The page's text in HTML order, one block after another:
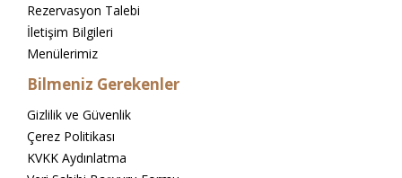
Rezervasyon Talebi
İletişim Bilgileri
Menülerimiz
Bilmeniz Gerekenler
Gizlilik ve Güvenlik
Çerez Politikası
KVKK Aydınlatma